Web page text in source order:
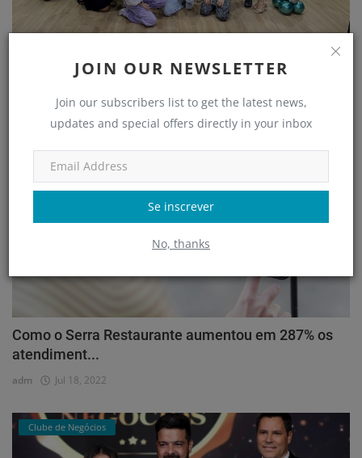
JOIN OUR NEWSLETTER
Join our subscribers list to get the latest news,
updates and special offers directly in your inbox
Se inscrever
No, thanks
Educação Game...
Jul 28, 2022
Como o Serra Restaurante aumentou em 287% os
atendiment...
adm Jul 18, 2022
Clube de Negócios